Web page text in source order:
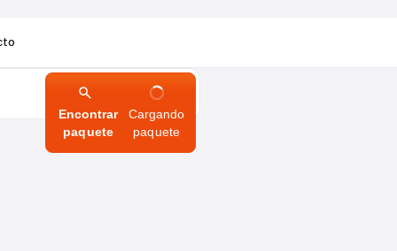
Encontrar
paquete
Cargando
paquete